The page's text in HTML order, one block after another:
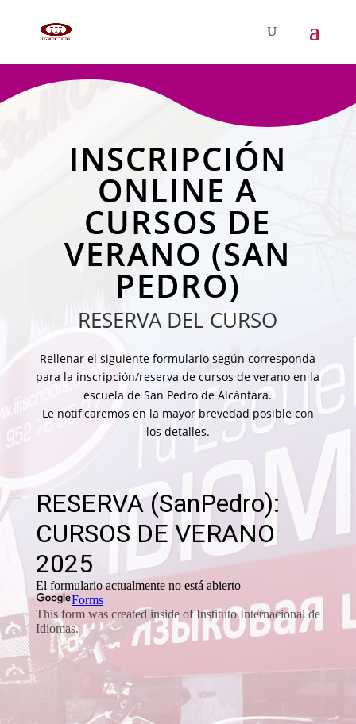
INSCRIPCIÓN
ONLINE A
CURSOS DE
VERANO (SAN
PEDRO)
RESERVA DEL CURSO
Rellenar el siguiente formulario según corresponda
para la inscripción/reserva de cursos de verano en la
escuela de San Pedro de Alcántara.
Le notificaremos en la mayor brevedad posible con
los detalles.